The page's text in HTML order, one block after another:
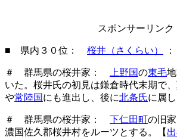
スポンサーリンク
■ 県内 ３０位： 桜井（さくらい）
＃ 群馬県の桜井家： 上野国の東毛
いた。桜井氏の初見は鎌倉時代末期で、
や常陸国にも進出し、後に北条氏に属し
＃ 群馬県の桜井家： 下仁田町の旧家
濃国佐久郡桜井村をルーツとする。【